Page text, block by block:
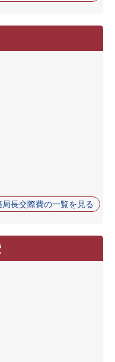
局長交際費の一覧を見る